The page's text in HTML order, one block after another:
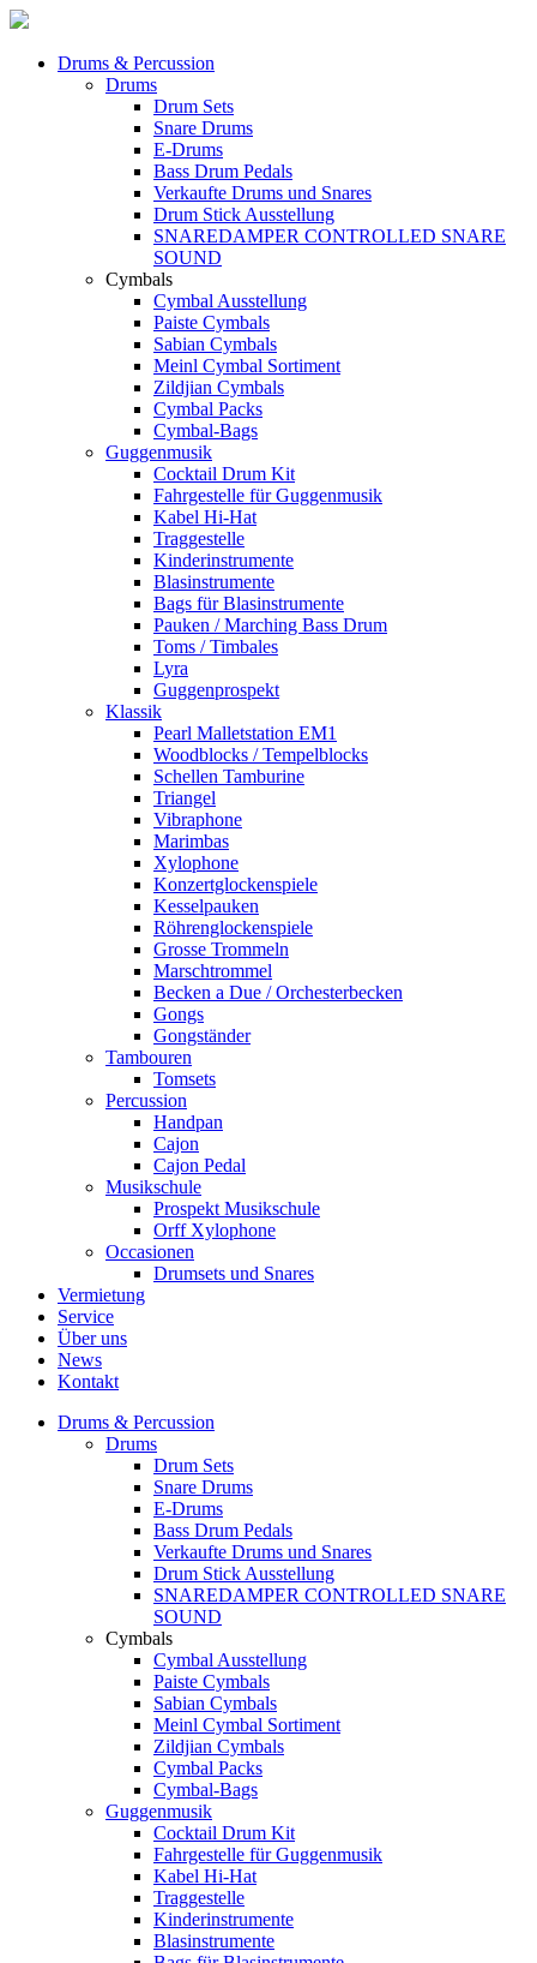
Drums & Percussion
Drums
Drum Sets
Snare Drums
E-Drums
Bass Drum Pedals
Verkaufte Drums und Snares
Drum Stick Ausstellung
SNAREDAMPER CONTROLLED SNARE
SOUND
Cymbals
Cymbal Ausstellung
Paiste Cymbals
Sabian Cymbals
Meinl Cymbal Sortiment
Zildjian Cymbals
Cymbal Packs
Cymbal-Bags
Guggenmusik
Cocktail Drum Kit
Fahrgestelle für Guggenmusik
Kabel Hi-Hat
Traggestelle
Kinderinstrumente
Blasinstrumente
Bags für Blasinstrumente
Pauken / Marching Bass Drum
Toms / Timbales
Lyra
Guggenprospekt
Klassik
Pearl Malletstation EM1
Woodblocks / Tempelblocks
Schellen Tamburine
Triangel
Vibraphone
Marimbas
Xylophone
Konzertglockenspiele
Kesselpauken
Röhren­glocken­spiele
Grosse Trommeln
Marschtrommel
Becken a Due / Orchester­becken
Gongs
Gongständer
Tambouren
Tomsets
Percussion
Handpan
Cajon
Cajon Pedal
Musikschule
Prospekt Musikschule
Orff Xylophone
Occasionen
Drumsets und Snares
Vermietung
Service
Über uns
News
Kontakt
Drums & Percussion
Drums
Drum Sets
Snare Drums
E-Drums
Bass Drum Pedals
Verkaufte Drums und Snares
Drum Stick Ausstellung
SNAREDAMPER CONTROLLED SNARE
SOUND
Cymbals
Cymbal Ausstellung
Paiste Cymbals
Sabian Cymbals
Meinl Cymbal Sortiment
Zildjian Cymbals
Cymbal Packs
Cymbal-Bags
Guggenmusik
Cocktail Drum Kit
Fahrgestelle für Guggenmusik
Kabel Hi-Hat
Traggestelle
Kinderinstrumente
Blasinstrumente